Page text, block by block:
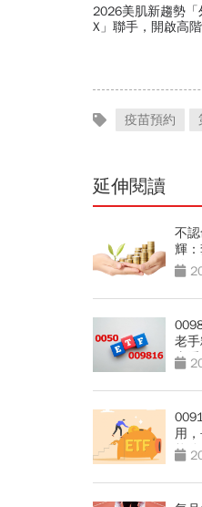
2026美肌新趨勢
X」聯手，開啟高
疫苗預約
延伸閱讀
不
輝
的
老
由
用
能分